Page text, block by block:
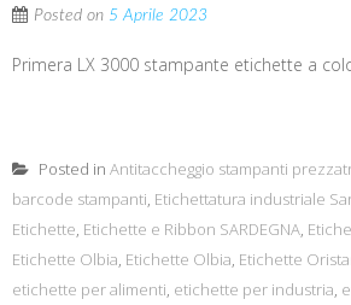
Posted on 5 Aprile 2023
Primera LX 3000 stampante etichette a
Posted in Antitaccheggio stampanti
barcode stampanti, Etichettatura industriale
Etichette, Etichette e Ribbon SARDEGNA,
Etichette Olbia, Etichette Olbia, Etichette
etichette per alimenti, etichette per industria,